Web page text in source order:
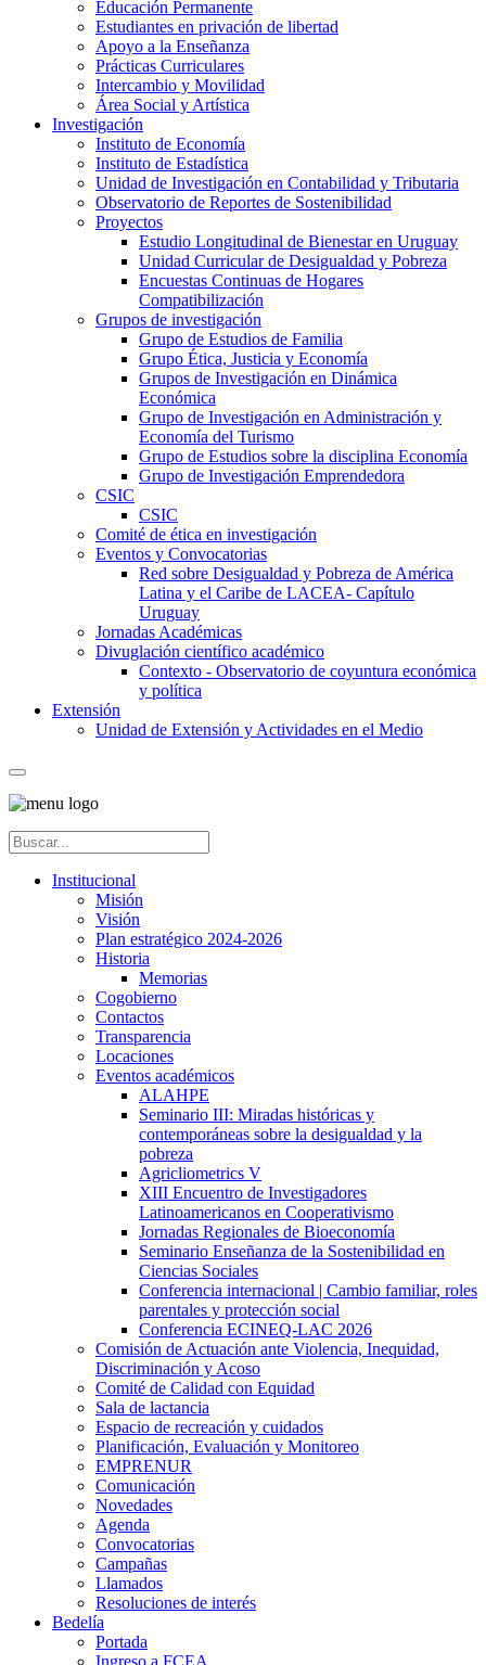
Educación Permanente
Estudiantes en privación de libertad
Apoyo a la Enseñanza
Prácticas Curriculares
Intercambio y Movilidad
Área Social y Artística
Investigación
Instituto de Economía
Instituto de Estadística
Unidad de Investigación en Contabilidad y Tributaria
Observatorio de Reportes de Sostenibilidad
Proyectos
Estudio Longitudinal de Bienestar en Uruguay
Unidad Curricular de Desigualdad y Pobreza
Encuestas Continuas de Hogares
Compatibilización
Grupos de investigación
Grupo de Estudios de Familia
Grupo Ética, Justicia y Economía
Grupos de Investigación en Dinámica
Económica
Grupo de Investigación en Administración y
Economía del Turismo
Grupo de Estudios sobre la disciplina Economía
Grupo de Investigación Emprendedora
CSIC
CSIC
Comité de ética en investigación
Eventos y Convocatorias
Red sobre Desigualdad y Pobreza de América
Latina y el Caribe de LACEA- Capítulo
Uruguay
Jornadas Académicas
Divuglación científico académico
Contexto - Observatorio de coyuntura económica
y política
Extensión
Unidad de Extensión y Actividades en el Medio
Institucional
Misión
Visión
Plan estratégico 2024-2026
Historia
Memorias
Cogobierno
Contactos
Transparencia
Locaciones
Eventos académicos
ALAHPE
Seminario III: Miradas históricas y
contemporáneas sobre la desigualdad y la
pobreza
Agricliometrics V
XIII Encuentro de Investigadores
Latinoamericanos en Cooperativismo
Jornadas Regionales de Bioeconomía
Seminario Enseñanza de la Sostenibilidad en
Ciencias Sociales
Conferencia internacional | Cambio familiar, roles
parentales y protección social
Conferencia ECINEQ-LAC 2026
Comisión de Actuación ante Violencia, Inequidad,
Discriminación y Acoso
Comité de Calidad con Equidad
Sala de lactancia
Espacio de recreación y cuidados
Planificación, Evaluación y Monitoreo
EMPRENUR
Comunicación
Novedades
Agenda
Convocatorias
Campañas
Llamados
Resoluciones de interés
Bedelía
Portada
Ingreso a FCEA